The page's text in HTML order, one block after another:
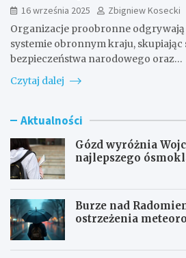
16 września 2025
Zbigniew Kosecki
Organizacje proobronne
systemie obronnym kraju, skupiając
bezpieczeństwa narodowego oraz…
Czytaj dalej
Aktualności
Gózd wyróżnia
najlepszego
Burze nad
ostrzeżenia